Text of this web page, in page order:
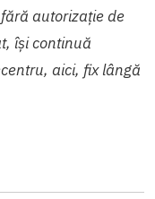
autorizație de
își continuă
aici, fix lângă